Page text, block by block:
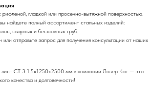
рифленой, гладкой или просечно-вытяжной поверхностью.
найдете полный ассортимент стальных изделий:
сварных и бесшовных труб.
отправьте запрос для получения консультации от наших
лист СТ 3 1.5х1250х2500 мм в компании Лазер Кат — это
качества и долговечности!